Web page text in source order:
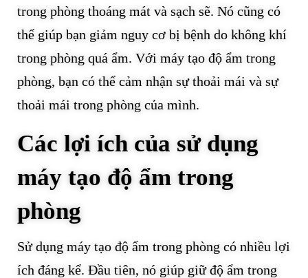
trong phòng thoáng mát và sạch sẽ. Nó cũng có
thể giúp bạn giảm nguy cơ bị bệnh do không khí
trong phòng quá ẩm. Với máy tạo độ ẩm trong
phòng, bạn có thể cảm nhận sự thoải mái và sự
thoải mái trong phòng của mình.
Các lợi ích của sử dụng
máy tạo độ ẩm trong
phòng
Sử dụng máy tạo độ ẩm trong phòng có nhiều lợi
ích đáng kể. Đầu tiên, nó giúp giữ độ ẩm trong